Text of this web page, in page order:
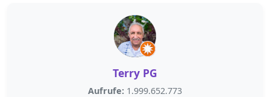
Terry PG
Aufrufe: 1.999.652.773